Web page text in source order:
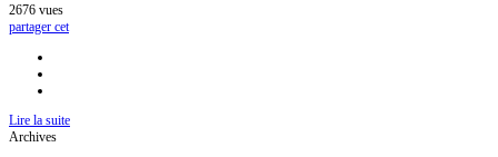
2676 vues
partager cet
Lire la suite
Archives